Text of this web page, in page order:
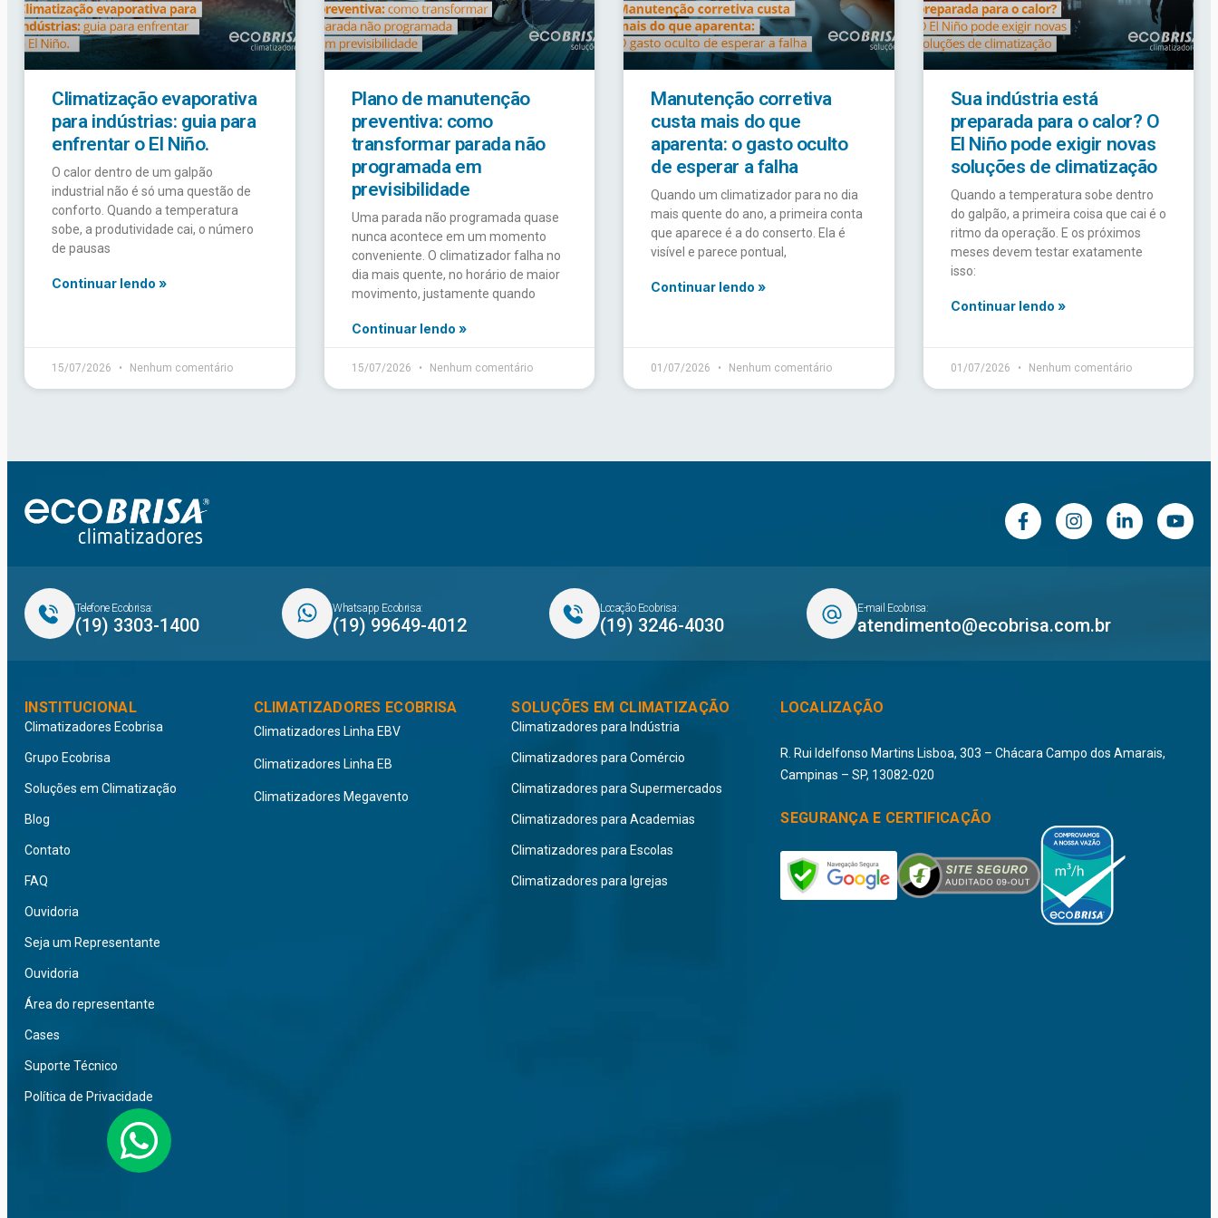
Climatização evaporativa
para indústrias: guia para
enfrentar o El Niño.
O calor dentro de um galpão
industrial não é só uma questão de
conforto. Quando a temperatura
sobe, a produtividade cai, o número
de pausas
Continuar lendo »
15/07/2026 Nenhum comentário
Plano de manutenção
preventiva: como
transformar parada não
programada em
previsibilidade
Uma parada não programada quase
nunca acontece em um momento
conveniente. O climatizador falha no
dia mais quente, no horário de maior
movimento, justamente quando
Continuar lendo »
15/07/2026 Nenhum comentário
Manutenção corretiva
custa mais do que
aparenta: o gasto oculto
de esperar a falha
Quando um climatizador para no dia
mais quente do ano, a primeira conta
que aparece é a do conserto. Ela é
visível e parece pontual,
Continuar lendo »
01/07/2026 Nenhum comentário
Sua indústria está
preparada para o calor? O
El Niño pode exigir novas
soluções de climatização
Quando a temperatura sobe dentro
do galpão, a primeira coisa que cai é o
ritmo da operação. E os próximos
meses devem testar exatamente
isso:
Continuar lendo »
01/07/2026 Nenhum comentário
Telefone Ecobrisa:
(19) 3303-1400
Whatsapp Ecobrisa:
(19) 99649-4012
Locação Ecobrisa:
(19) 3246-4030
E-mail Ecobrisa:
atendimento@ecobrisa.com.br
INSTITUCIONAL
Climatizadores Ecobrisa
Grupo Ecobrisa
Soluções em Climatização
Blog
Contato
FAQ
Ouvidoria
Seja um Representante
Ouvidoria
Área do representante
Cases
Suporte Técnico
Política de Privacidade
CLIMATIZADORES ECOBRISA
Climatizadores Linha EBV
Climatizadores Linha EB
Climatizadores Megavento
SOLUÇÕES EM CLIMATIZAÇÃO
Climatizadores para Indústria
Climatizadores para Comércio
Climatizadores para Supermercados
Climatizadores para Academias
Climatizadores para Escolas
Climatizadores para Igrejas
LOCALIZAÇÃO
R. Rui Idelfonso Martins Lisboa, 303 – Chácara Campo dos Amarais,
Campinas – SP, 13082-020
SEGURANÇA E CERTIFICAÇÃO